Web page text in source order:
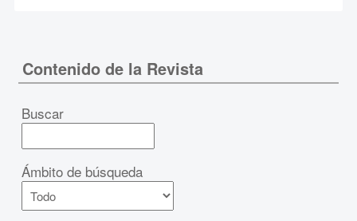
Contenido de la Revista
Buscar
Ámbito de búsqueda